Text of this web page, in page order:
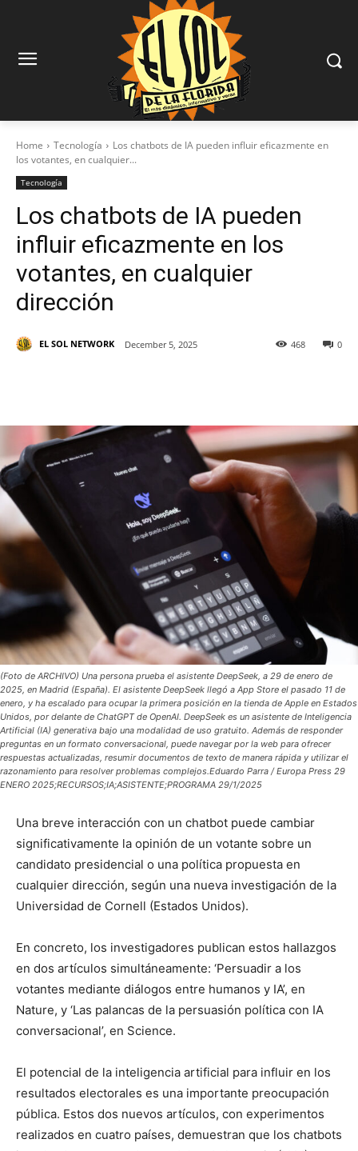
Home Tecnología
Los chatbots de IA pueden influir eficazmente en
los votantes, en cualquier...
Tecnología
Los chatbots de IA pueden
influir eficazmente en los
votantes, en cualquier
dirección
EL SOL NETWORK December 5, 2025 0
468
(Foto de ARCHIVO) Una persona prueba el asistente DeepSeek, a 29 de enero de
2025, en Madrid (España). El asistente DeepSeek llegó a App Store el pasado 11 de
enero, y ha escalado para ocupar la primera posición en la tienda de Apple en Estados
Unidos, por delante de ChatGPT de OpenAI. DeepSeek es un asistente de Inteligencia
Artificial (IA) generativa bajo una modalidad de uso gratuito. Además de responder
preguntas en un formato conversacional, puede navegar por la web para ofrecer
respuestas actualizadas, resumir documentos de texto de manera rápida y utilizar el
razonamiento para resolver problemas complejos.Eduardo Parra / Europa Press 29
ENERO 2025;RECURSOS;IA;ASISTENTE;PROGRAMA 29/1/2025
Una breve interacción con un chatbot puede cambiar
significativamente la opinión de un votante sobre un
candidato presidencial o una política propuesta en
cualquier dirección, según una nueva investigación de la
Universidad de Cornell (Estados Unidos).
En concreto, los investigadores publican estos hallazgos
en dos artículos simultáneamente: ‘Persuadir a los
votantes mediante diálogos entre humanos y IA’, en
Nature, y ‘Las palancas de la persuasión política con IA
conversacional’, en Science.
El potencial de la inteligencia artificial para influir en los
resultados electorales es una importante preocupación
pública. Estos dos nuevos artículos, con experimentos
realizados en cuatro países, demuestran que los chatbots